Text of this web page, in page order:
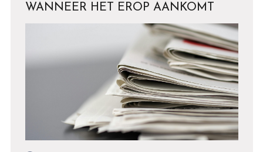
WANNEER HET EROP AANKOMT